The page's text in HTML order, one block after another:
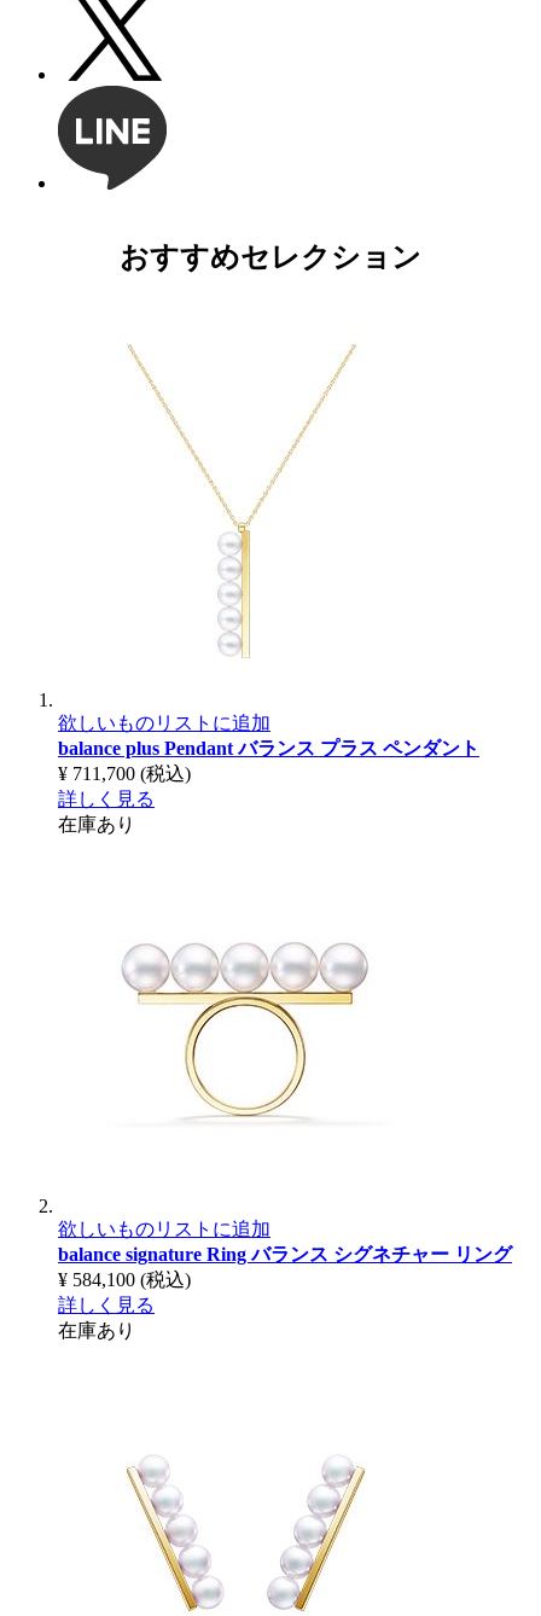
おすすめセレクション
欲しいものリストに追加
balance plus Pendantバランス プラス ペンダント
¥ 711,700 (税込)
詳しく見る
在庫あり
欲しいものリストに追加
balance signature Ringバランス シグネチャー リング
¥ 584,100 (税込)
詳しく見る
在庫あり